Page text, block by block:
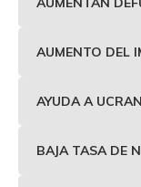
AUMENTO DEL
AYUDA A
BAJA TASA DE